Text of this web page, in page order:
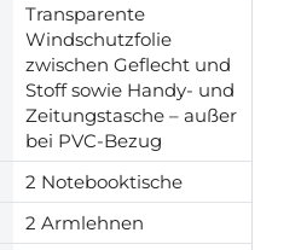
Transparente
Windschutzfolie
zwischen Geflecht und
Stoff sowie Handy- und
Zeitungstasche – außer
bei PVC-Bezug
2 Notebooktische
2 Armlehnen